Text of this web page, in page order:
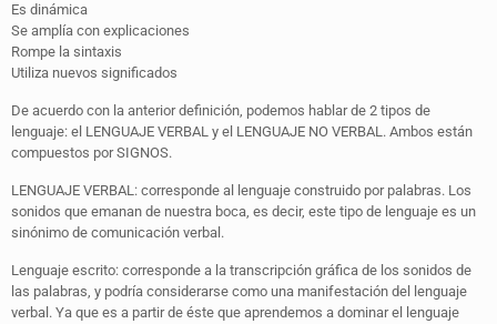
Es dinámica
Se amplía con explicaciones
Rompe la sintaxis
Utiliza nuevos significados
De acuerdo con la anterior definición, podemos hablar de 2 tipos de
lenguaje: el LENGUAJE VERBAL y el LENGUAJE NO VERBAL. Ambos están
compuestos por SIGNOS.
LENGUAJE VERBAL: corresponde al lenguaje construido por palabras. Los
sonidos que emanan de nuestra boca, es decir, este tipo de lenguaje es un
sinónimo de comunicación verbal.
Lenguaje escrito: corresponde a la transcripción gráfica de los sonidos de
las palabras, y podría considerarse como una manifestación del lenguaje
verbal. Ya que es a partir de éste que aprendemos a dominar el lenguaje